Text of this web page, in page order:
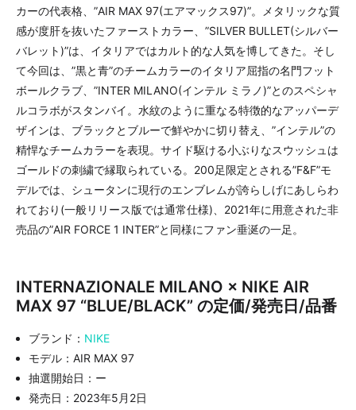
カーの代表格、”AIR MAX 97(エアマックス97)”。メタリックな質
感が度肝を抜いたファーストカラー、”SILVER BULLET(シルバー
バレット)”は、イタリアではカルト的な人気を博してきた。そし
て今回は、”黒と青”のチームカラーのイタリア屈指の名門フット
ボールクラブ、”INTER MILANO(インテル ミラノ)”とのスペシャ
ルコラボがスタンバイ。水紋のように重なる特徴的なアッパーデ
ザインは、ブラックとブルーで鮮やかに切り替え、”インテル”の
精悍なチームカラーを表現。サイド駆ける小ぶりなスウッシュは
ゴールドの刺繍で縁取られている。200足限定とされる”F&F”モ
デルでは、シュータンに現行のエンブレムが誇らしげにあしらわ
れており(一般リリース版では通常仕様)、2021年に用意された非
売品の”AIR FORCE 1 INTER”と同様にファン垂涎の一足。
INTERNAZIONALE MILANO × NIKE AIR
MAX 97 “BLUE/BLACK” の定価/発売日/品番
ブランド： NIKE
モデル：AIR MAX 97
抽選開始日：ー
発売日：2023年5月2日